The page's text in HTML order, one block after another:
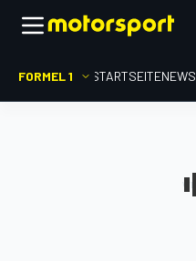
FORMEL 1 STARTSEITENEWS